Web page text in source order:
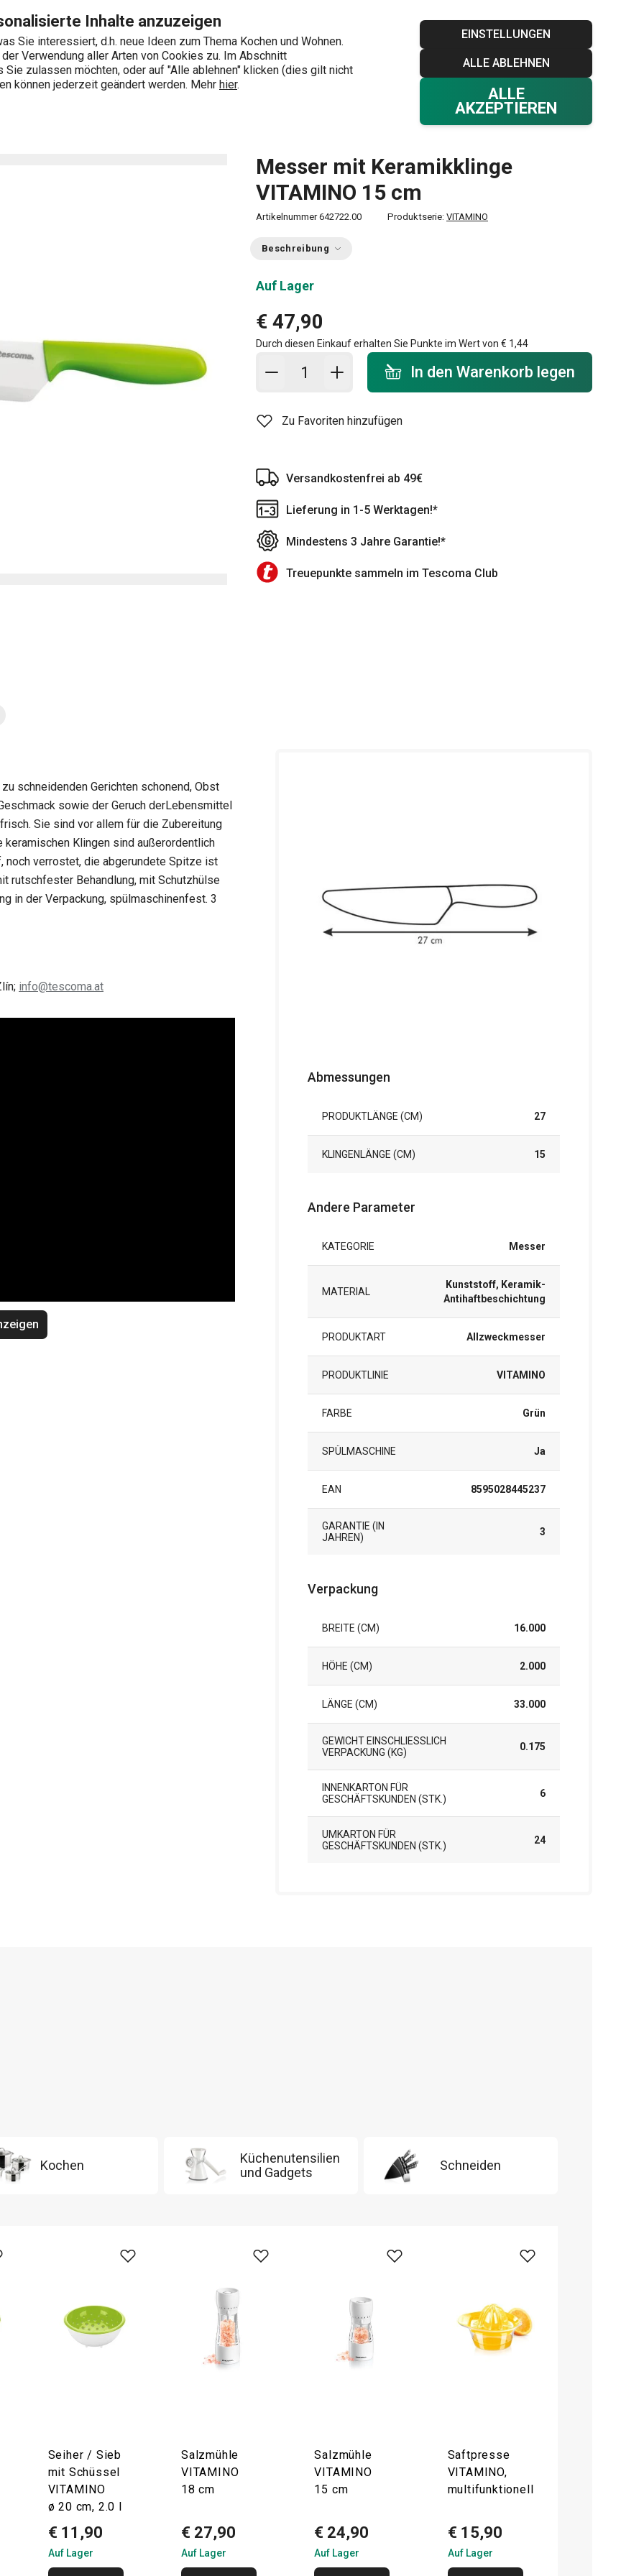
Inhalte anzuzeigen
Sie interessiert, d.h. neue Ideen zum Thema Kochen und Wohnen.
Verwendung aller Arten von Cookies zu. Im Abschnitt
zulassen möchten, oder auf "Alle ablehnen" klicken (dies gilt nicht
können jederzeit geändert werden. Mehr hier.
EINSTELLUNGEN
ALLE ABLEHNEN
ALLE
AKZEPTIEREN
Zum Hauptinhalt springen
Zur Suche springen
Zur Navigation springen
Tescoma Club Garantie Kontakt
Wonach suchen Sie? Favoriten Einloggen
0 Ihr Warenkorb
€ 0,00
Messer mit Keramikklinge
VITAMINO 15 cm
Artikelnummer 642722.00 Produktserie: VITAMINO
Beschreibung
Auf Lager
€ 47,90
Durch diesen Einkauf erhalten Sie Punkte im Wert von € 1,44
In den Warenkorb - Menge
In den Warenkorb legen
Zu Favoriten hinzufügen
Versandkostenfrei ab 49€
Lieferung in 1-5 Werktagen!*
Mindestens 3 Jahre Garantie!*
Treuepunkte sammeln im Tescoma Club
schneidenden Gerichten schonend, Obst
sowie der Geruch derLebensmittel
Sie sind vor allem für die Zubereitung
Klingen sind außerordentlich
noch verrostet, die abgerundete Spitze ist
rutschfester Behandlung, mit Schutzhülse
in der Verpackung, spülmaschinenfest. 3
info@tescoma.at
Abmessungen
PRODUKTLÄNGE (CM) 27
KLINGENLÄNGE (CM) 15
Andere Parameter
KATEGORIE Messer
MATERIAL
Kunststoff, Keramik-
Antihaftbeschichtung
PRODUKTART Allzweckmesser
PRODUKTLINIE VITAMINO
FARBE Grün
SPÜLMASCHINE Ja
EAN 8595028445237
GARANTIE (IN
JAHREN)
3
Verpackung
BREITE (CM) 16.000
HÖHE (CM) 2.000
LÄNGE (CM) 33.000
GEWICHT EINSCHLIESSLICH V
ERPACKUNG (KG)
0.175
INNENKARTON FÜR
GESCHÄFTSKUNDEN (STK.)
6
UMKARTON FÜR
GESCHÄFTSKUNDEN (STK.)
24
Kochen
Küchenutensilien
und Gadgets
Schneiden
Seiher / Sieb
mit Schüssel
VITAMINO
ø 20 cm, 2.0 l
€ 11,90
Auf Lager
Salzmühle
VITAMINO
18 cm
€ 27,90
Auf Lager
Salzmühle
VITAMINO
15 cm
€ 24,90
Auf Lager
Saftpresse
VITAMINO,
multifunktionell
€ 15,90
Auf Lager